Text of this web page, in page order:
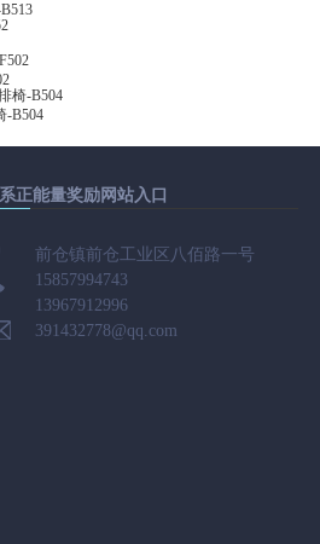
-B504
正能量奖励网站入口
前仓镇前仓工业区八佰路一号
15857994743
13967912996
391432778@qq.com